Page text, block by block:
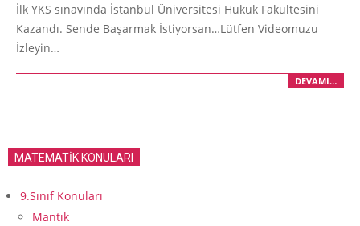
17
İlk YKS sınavında İstanbul Üniversitesi Hukuk Fakültesini
Kazandı. Sende Başarmak İstiyorsan…Lütfen Videomuzu
İzleyin…
DEVAMI…
MATEMATİK KONULARI
9.Sınıf Konuları
Mantık